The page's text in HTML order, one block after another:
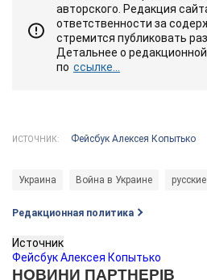
авторского. Редакция
ответственности за
стремится публиковать
Детальнее о редакционной
по ссылке...
ИСТОЧНИК: Фейсбук Алексея Копытько
Украина Война в Украине русские
Редакционная политика
Источник
Фейсбук Алексея Копытько